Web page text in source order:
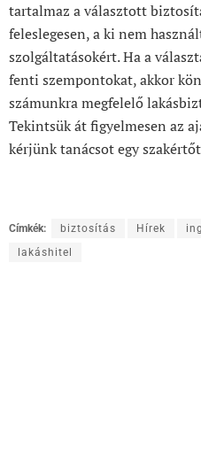
tartalmaz a választott
feleslegesen, a ki nem
szolgáltatásokért. Ha a
fenti szempontokat, akkor
számunkra megfelelő
Tekintsük át figyelmesen az
kérjünk tanácsot egy
Címkék: biztosítás Hírek
lakáshitel